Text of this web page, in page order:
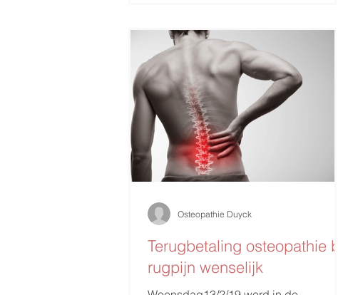
Terugbetaling osteopathie bij
rugpijn wenselijk
Osteopathie Duyck